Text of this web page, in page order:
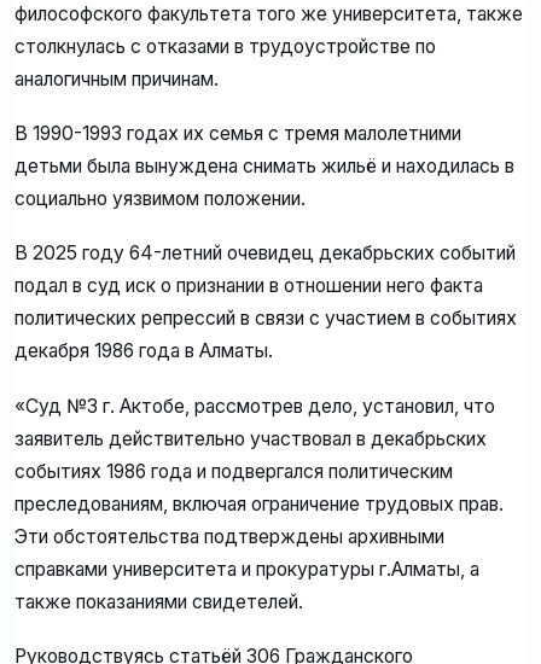
философского факультета того же университета, также
столкнулась с отказами в трудоустройстве по
аналогичным причинам.
В 1990-1993 годах их семья с тремя малолетними
детьми была вынуждена снимать жильё и находилась в
социально уязвимом положении.
В 2025 году 64-летний очевидец декабрьских событий
подал в суд иск о признании в отношении него факта
политических репрессий в связи с участием в событиях
декабря 1986 года в Алматы.
«Суд №3 г. Актобе, рассмотрев дело, установил, что
заявитель действительно участвовал в декабрьских
событиях 1986 года и подвергался политическим
преследованиям, включая ограничение трудовых прав.
Эти обстоятельства подтверждены архивными
справками университета и прокуратуры г.Алматы, а
также показаниями свидетелей.
Руководствуясь статьёй 306 Гражданского